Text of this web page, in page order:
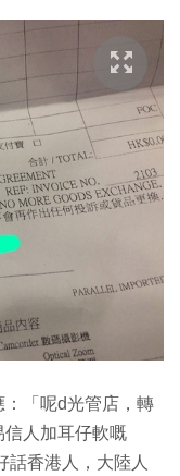
「呢d光管店，轉
信人加耳仔軟嘅
話香港人，大陸人